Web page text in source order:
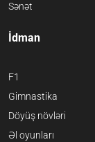
Sənət
İdman
F1
Gimnastika
Döyüş növləri
Əl oyunları